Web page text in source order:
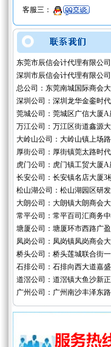
客服三：
东莞市辰信会计代理有限公司
深圳市辰信会计代理有限公司
总公司：东莞南城国际商会
深圳公司：深圳龙华金銮时
莞城公司：莞城区广信大厦A
万江公司：万江区街道鑫源
大岭山公司：大岭山镇上场路
厚街公司：厚街镇莞太路时
虎门公司：虎门镇工贸大厦A
长安公司：长安镇名店大厦3
松山湖公司：松山湖园区研
大朗公司：大朗镇大朗商会
常平公司：常平百司汇商务
塘厦公司：塘厦环市西路广
凤岗公司：凤岗镇凤岗商会
桥头公司：桥头莲城联合街
石排公司：石排向西大道嘉
道滘公司：道滘镇大鱼沙新
广州公司：广州南沙丰泽东